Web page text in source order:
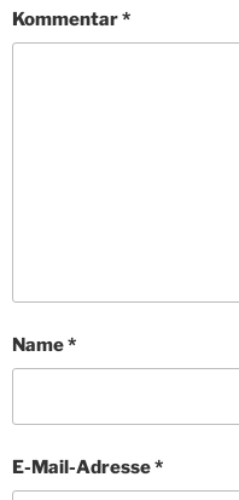
Kommentar*
Name*
E-Mail-Adresse*